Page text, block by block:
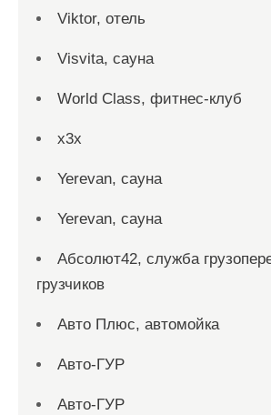
Viktor, отель
Visvita, сауна
World Class, фитнес-клуб
x3x
Yerevan, сауна
Yerevan, сауна
Абсолют42, служба
грузчиков
Авто Плюс, автомойка
Авто-ГУР
Авто-ГУР